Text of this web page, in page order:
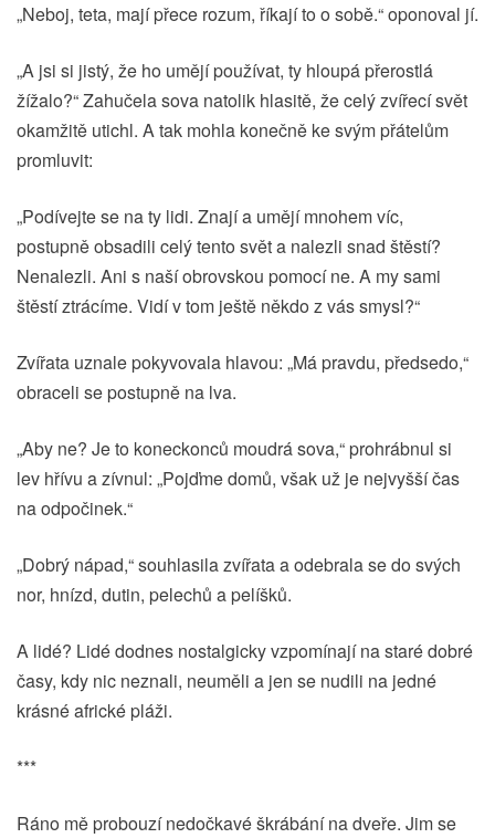
„Neboj, teta, mají přece rozum, říkají to o sobě.“ oponoval jí.
„A jsi si jistý, že ho umějí používat, ty hloupá přerostlá
žížalo?“ Zahučela sova natolik hlasitě, že celý zvířecí svět
okamžitě utichl. A tak mohla konečně ke svým přátelům
promluvit:
„Podívejte se na ty lidi. Znají a umějí mnohem víc,
postupně obsadili celý tento svět a nalezli snad štěstí?
Nenalezli. Ani s naší obrovskou pomocí ne. A my sami
štěstí ztrácíme. Vidí v tom ještě někdo z vás smysl?“
Zvířata uznale pokyvovala hlavou: „Má pravdu, předsedo,“
obraceli se postupně na lva.
„Aby ne? Je to koneckonců moudrá sova,“ prohrábnul si
lev hřívu a zívnul: „Pojďme domů, však už je nejvyšší čas
na odpočinek.“
„Dobrý nápad,“ souhlasila zvířata a odebrala se do svých
nor, hnízd, dutin, pelechů a pelíšků.
A lidé? Lidé dodnes nostalgicky vzpomínají na staré dobré
časy, kdy nic neznali, neuměli a jen se nudili na jedné
krásné africké pláži.
***
Ráno mě probouzí nedočkavé škrábání na dveře. Jim se